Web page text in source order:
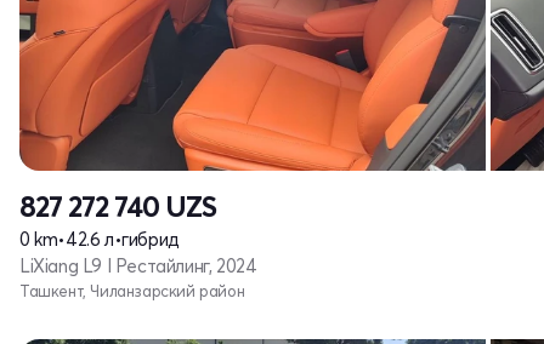
827 272 740 UZS
0 km•42.6 л•гибрид
LiXiang L9 I Рестайлинг, 2024
Ташкент, Чиланзарский район